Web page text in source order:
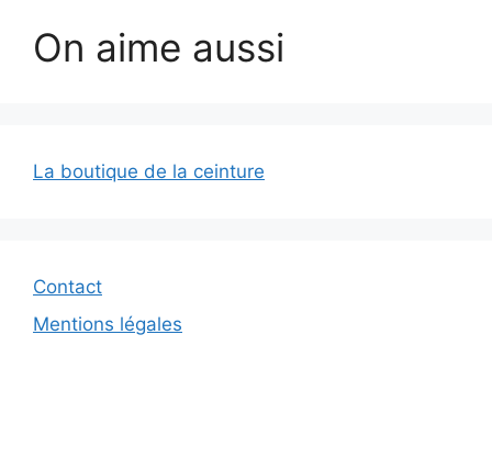
On aime aussi
La boutique de la ceinture
Contact
Mentions légales